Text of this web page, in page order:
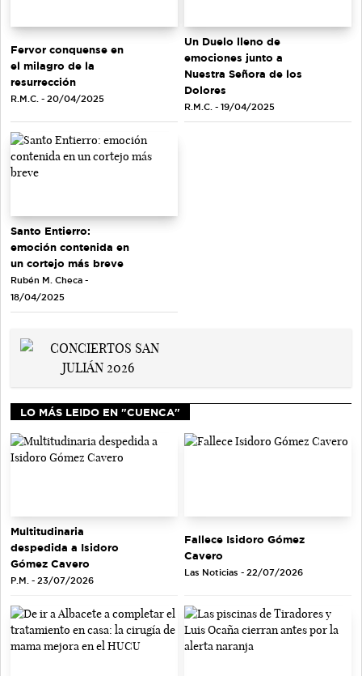
Fervor conquense en
el milagro de la
resurrección
R.M.C. - 20/04/2025
Un Duelo lleno de
emociones junto a
Nuestra Señora de los
Dolores
R.M.C. - 19/04/2025
Santo Entierro:
emoción contenida en
un cortejo más breve
Rubén M. Checa -
18/04/2025
LO MÁS LEIDO EN "CUENCA"
Multitudinaria
despedida a Isidoro
Gómez Cavero
P.M. - 23/07/2026
Fallece Isidoro Gómez
Cavero
Las Noticias - 22/07/2026